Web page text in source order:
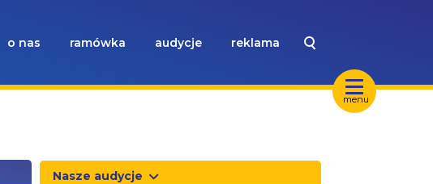
menu
o nas ramówka audycje reklama
Nasze audycje